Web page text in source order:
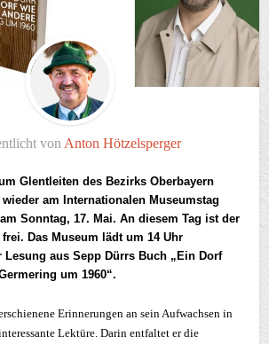
von Anton Hötzelsperger
Glentleiten des Bezirks Oberbayern
am Internationalen Museumstag
Sonntag, 17. Mai. An diesem Tag ist der
Das Museum lädt um 14 Uhr
Lesung aus Sepp Dürrs Buch „Ein Dorf
um 1960“.
Erinnerungen an sein Aufwachsen in
Lektüre. Darin entfaltet er die